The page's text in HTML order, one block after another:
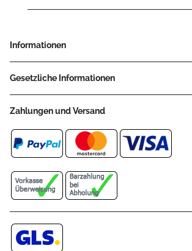
Informationen
Gesetzliche Informationen
Zahlungen und Versand